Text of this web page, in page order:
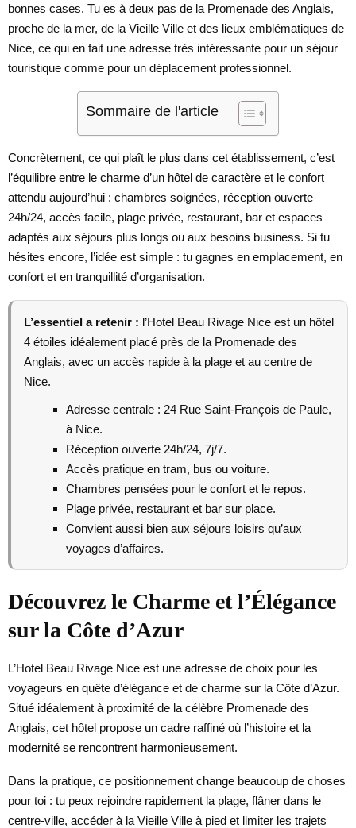
bonnes cases. Tu es à deux pas de la Promenade des Anglais,
proche de la mer, de la Vieille Ville et des lieux emblématiques de
Nice, ce qui en fait une adresse très intéressante pour un séjour
touristique comme pour un déplacement professionnel.
Sommaire de l'article
Concrètement, ce qui plaît le plus dans cet établissement, c’est
l’équilibre entre le charme d’un hôtel de caractère et le confort
attendu aujourd’hui : chambres soignées, réception ouverte
24h/24, accès facile, plage privée, restaurant, bar et espaces
adaptés aux séjours plus longs ou aux besoins business. Si tu
hésites encore, l’idée est simple : tu gagnes en emplacement, en
confort et en tranquillité d’organisation.
L’essentiel a retenir : l’Hotel Beau Rivage Nice est un hôtel
4 étoiles idéalement placé près de la Promenade des
Anglais, avec un accès rapide à la plage et au centre de
Nice.
Adresse centrale : 24 Rue Saint-François de Paule,
à Nice.
Réception ouverte 24h/24, 7j/7.
Accès pratique en tram, bus ou voiture.
Chambres pensées pour le confort et le repos.
Plage privée, restaurant et bar sur place.
Convient aussi bien aux séjours loisirs qu’aux
voyages d’affaires.
Découvrez le Charme et l’Élégance
sur la Côte d’Azur
L’Hotel Beau Rivage Nice est une adresse de choix pour les
voyageurs en quête d’élégance et de charme sur la Côte d’Azur.
Situé idéalement à proximité de la célèbre Promenade des
Anglais, cet hôtel propose un cadre raffiné où l’histoire et la
modernité se rencontrent harmonieusement.
Dans la pratique, ce positionnement change beaucoup de choses
pour toi : tu peux rejoindre rapidement la plage, flâner dans le
centre-ville, accéder à la Vieille Ville à pied et limiter les trajets